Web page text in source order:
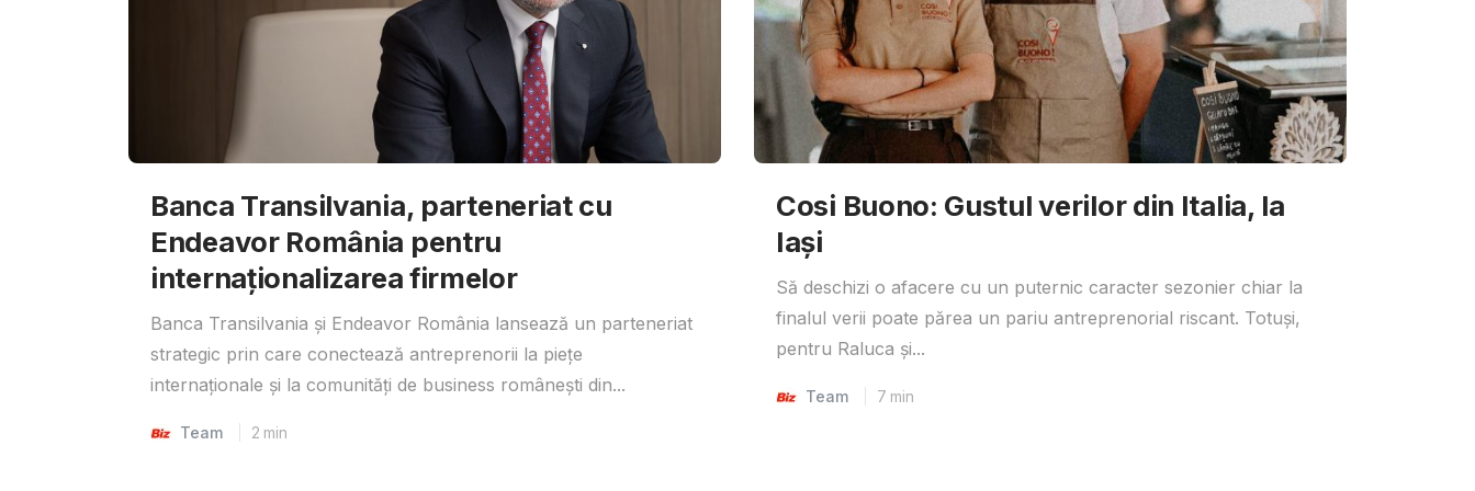
Banca Transilvania, parteneriat cu
Endeavor România pentru
internaționalizarea firmelor
Banca Transilvania și Endeavor România lansează un parteneriat
strategic prin care conectează antreprenorii la piețe
internaționale și la comunități de business românești din...
Team 2 min
Cosi Buono: Gustul verilor din Italia, la
Iași
Să deschizi o afacere cu un puternic caracter sezonier chiar la
finalul verii poate părea un pariu antreprenorial riscant. Totuși,
pentru Raluca și...
Team 7 min